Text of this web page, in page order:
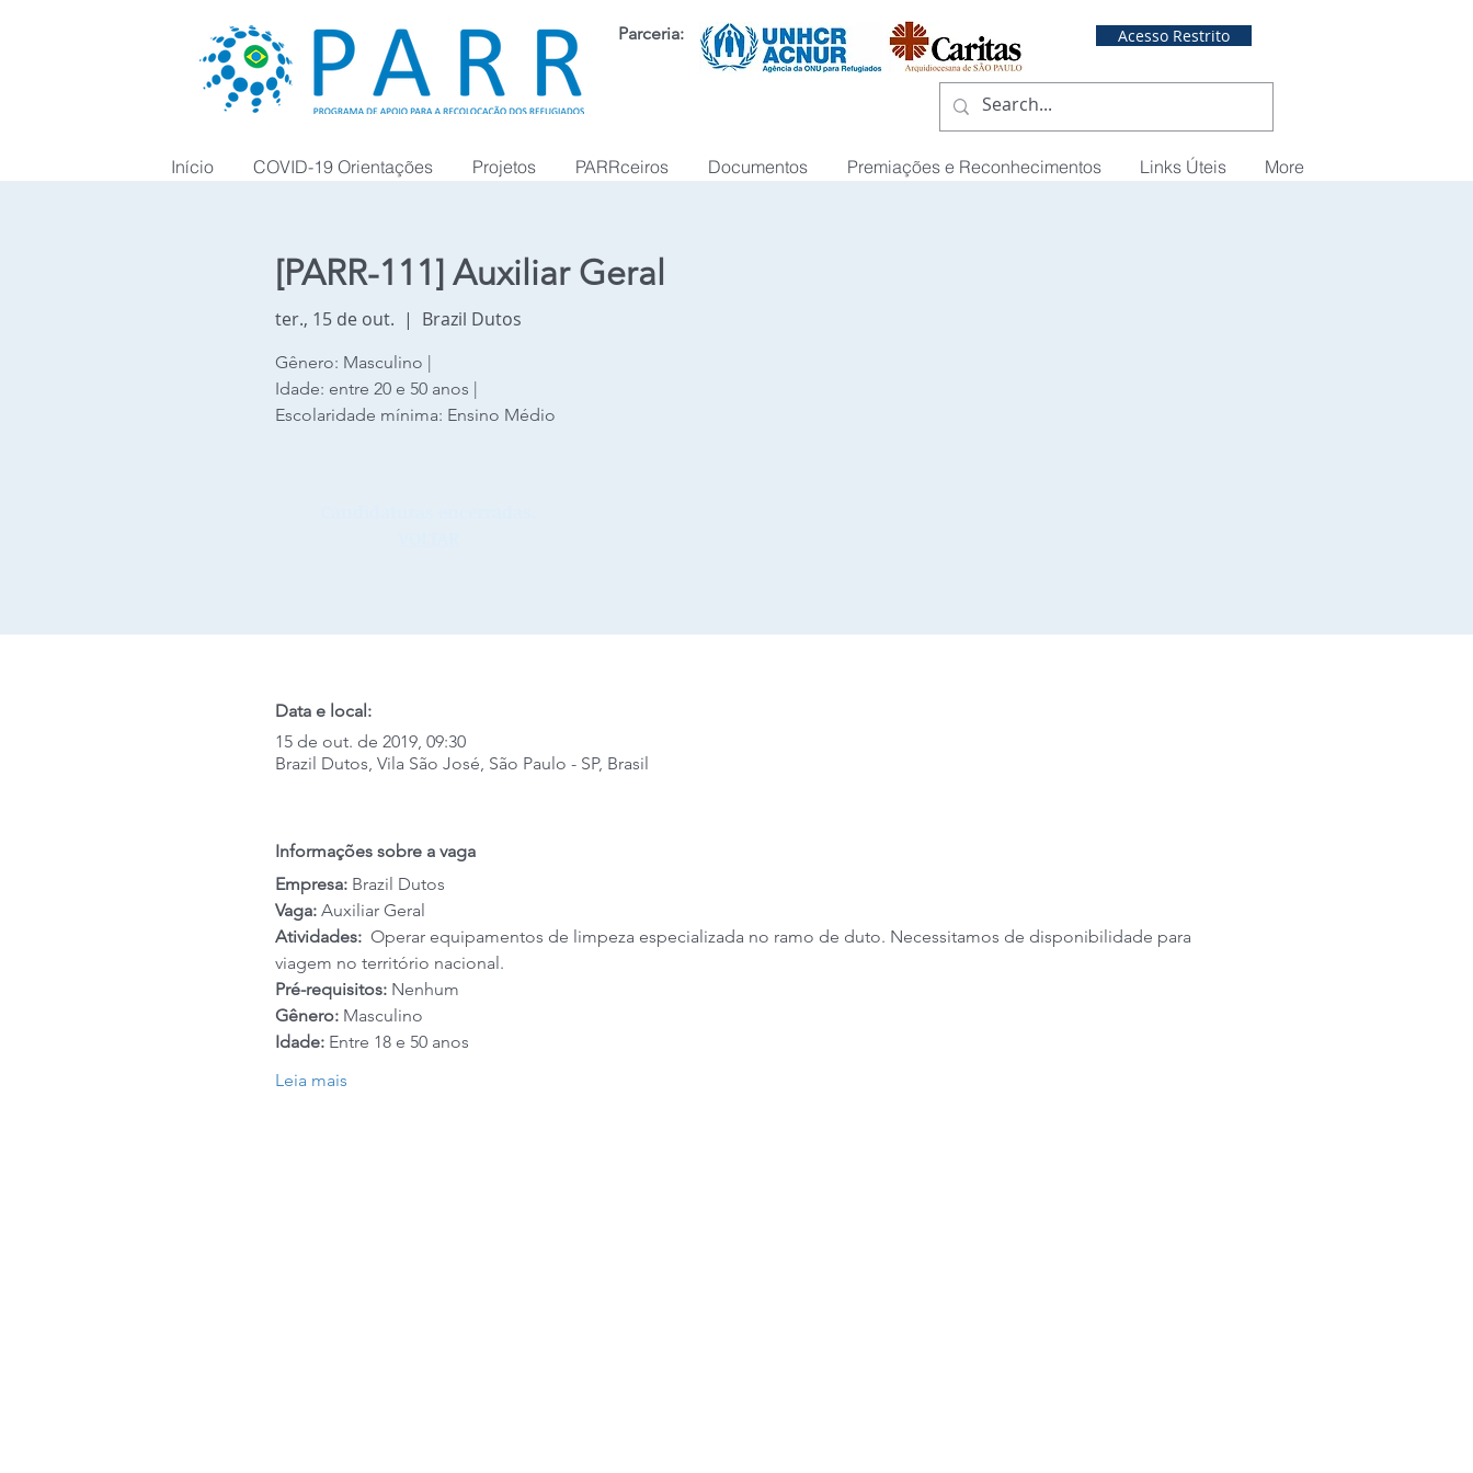
Parceria: Acesso Restrito
Início COVID-19 Orientações Projetos PARRceiros Documentos Premiações e Reconhecimentos Links Úteis More
[PARR-111] Auxiliar Geral
ter., 15 de out.
  |
Brazil Dutos
Gênero: Masculino |
Idade: entre 20 e 50 anos |
Escolaridade mínima: Ensino Médio
Data e local:
15 de out. de 2019, 09:30
Brazil Dutos, Vila São José, São Paulo - SP, Brasil
Informações sobre a vaga
Empresa: Brazil Dutos
Vaga: Auxiliar Geral
Atividades: Operar equipamentos de limpeza especializada no ramo de duto. Necessitamos de disponibilidade para
viagem no território nacional.
Pré-requisitos: Nenhum
Gênero: Masculino
Idade: Entre 18 e 50 anos
Leia mais